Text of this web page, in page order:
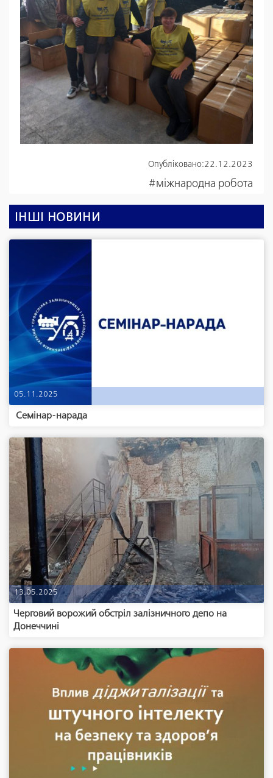
Опубліковано:22.12.2023
#міжнародна робота
ІНШІ НОВИНИ
05.11.2025
Семінар-нарада
13.05.2025
Черговий ворожий обстріл залізничного депо на
Донеччині